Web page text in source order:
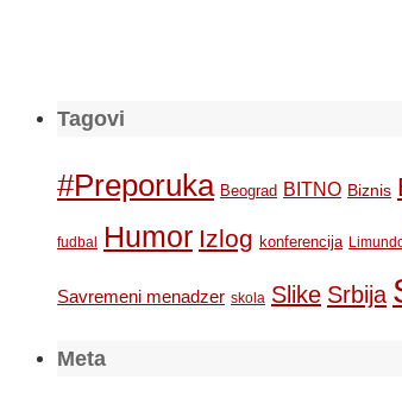
Tagovi
#Preporuka Beograd BITNO Biznis
fudbal Humor Izlog konferencija
Savremeni menadzer skola Slike Srbija
Meta